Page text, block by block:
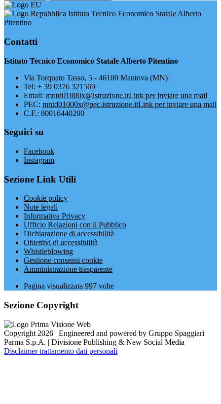
Istituto Tecnico Economico Statale Alberto
Pitentino
Contatti
Istituto Tecnico Economico Statale Alberto Pitentino
Via Torquato Tasso, 5 - 46100 Mantova (MN)
Tel: + 39 0376 321569
Email: mntd01000x@istruzione.itLink per inviare una mail
PEC: mntd01000x@pec.istruzione.itLink per inviare una mail
C.F.: 80016440200
Seguici su
Facebook
Instagram
Sezione Link Utili
Cookie policy
Note legali
Informativa Privacy
Ufficio Relazioni con il Pubblico
Dichiarazione di accessibilità
Obiettivi di accessibilità
Whistleblowing
Gestione consensi cookie
Amministrazione trasparente
Pagina visualizzata 997 volte
Sezione Copyright
Copyright 2026 | Engineered and powered by Gruppo Spaggiari
Parma S.p.A. | Divisione Publishing & New Social Media
Disclaimer trattamento dati personali